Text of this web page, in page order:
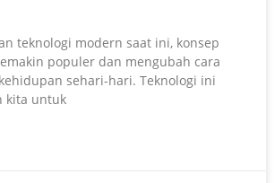
teknologi modern saat ini, konsep
populer dan mengubah cara
sehari-hari. Teknologi ini
kita untuk